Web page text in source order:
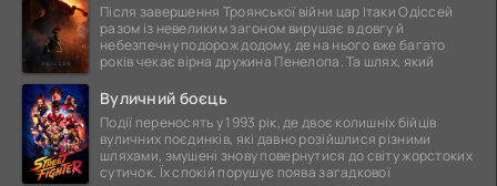
Після завершення Троянської війни цар Ітаки Одіссей
разом із невеликим загоном вирушає в довгу й
небезпечну подорож додому, де на нього вже багато
років чекає вірна дружина Пенелопа. Та шлях, який
Вуличний боєць
Події переносять у 1993 рік, де двоє колишніх бійців
вуличних поєдинків, які давно розійшлися різними
шляхами, змушені знову повернутися до світу жорстоких
сутичок. Їх спокій порушує поява загадкової